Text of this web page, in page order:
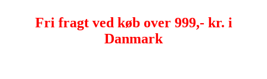
Fri fragt ved køb over 999,- kr. i
Danmark